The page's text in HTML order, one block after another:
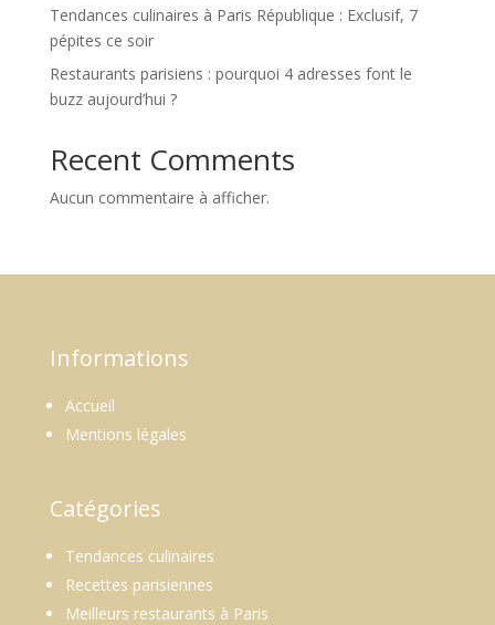
Tendances culinaires à Paris République : Exclusif, 7
pépites ce soir
Restaurants parisiens : pourquoi 4 adresses font le
buzz aujourd’hui ?
Recent Comments
Aucun commentaire à afficher.
Informations
Accueil
Mentions légales
Catégories
Tendances culinaires
Recettes parisiennes
Meilleurs restaurants à Paris